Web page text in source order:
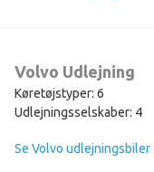
Volvo Udlejning
Køretøjstyper: 6
Udlejningsselskaber: 4
Se Volvo udlejningsbiler